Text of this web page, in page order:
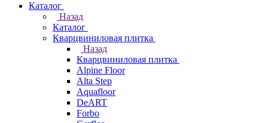
Каталог
Назад
Каталог
Кварцвиниловая плитка
Назад
Кварцвиниловая плитка
Alpine Floor
Alta Step
Aquafloor
DeART
Forbo